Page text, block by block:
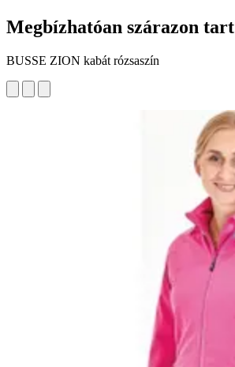
Megbízhatóan szárazon tart
BUSSE ZION kabát rózsaszín